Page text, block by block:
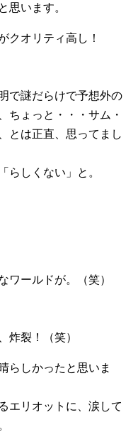
思います。
クオリティ高し！
で謎だらけで予想外の
ちょっと・・・サム・
とは正直、思ってまし
らしくない」と。
ワールドが。（笑）
炸裂！（笑）
らしかったと思いま
エリオットに、涙して